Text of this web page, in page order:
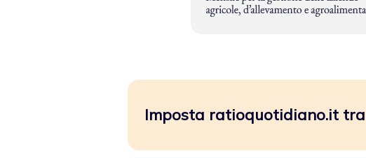
Imposta ratioquotidiano.it